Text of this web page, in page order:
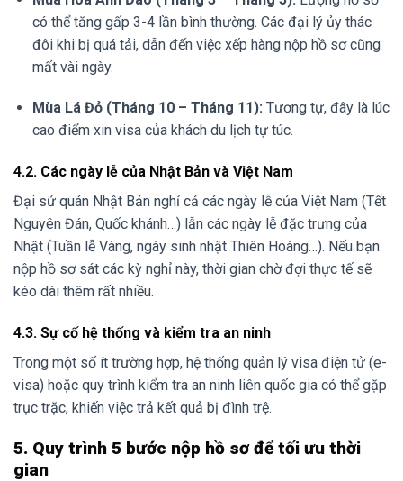
có thể tăng gấp 3-4 lần bình thường. Các đại lý ủy thác
đôi khi bị quá tải, dẫn đến việc xếp hàng nộp hồ sơ cũng
mất vài ngày.
Mùa Lá Đỏ (Tháng 10 – Tháng 11): Tương tự, đây là lúc
cao điểm xin visa của khách du lịch tự túc.
4.2. Các ngày lễ của Nhật Bản và Việt Nam
Đại sứ quán Nhật Bản nghỉ cả các ngày lễ của Việt Nam (Tết
Nguyên Đán, Quốc khánh…) lẫn các ngày lễ đặc trưng của
Nhật (Tuần lễ Vàng, ngày sinh nhật Thiên Hoàng…). Nếu bạn
nộp hồ sơ sát các kỳ nghỉ này, thời gian chờ đợi thực tế sẽ
kéo dài thêm rất nhiều.
4.3. Sự cố hệ thống và kiểm tra an ninh
Trong một số ít trường hợp, hệ thống quản lý visa điện tử (e-
visa) hoặc quy trình kiểm tra an ninh liên quốc gia có thể gặp
trục trặc, khiến việc trả kết quả bị đình trệ.
5. Quy trình 5 bước nộp hồ sơ để tối ưu thời
gian